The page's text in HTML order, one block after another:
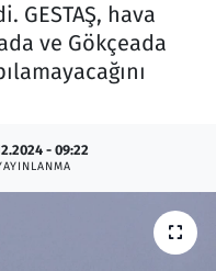
hava
ve Gökçeada
- 09:22